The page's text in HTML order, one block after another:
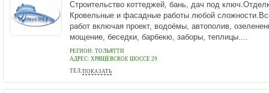
Строительство коттеджей, бань, дач под
Кровельные и фасадные работы любой
работ включая проект, водоёмы, автополив,
мощение, беседки, барбекю, заборы, теплицы....
РЕГИОН: ТОЛЬЯТТИ
АДРЕС: ХРЯЩЁВСКОЕ ШОССЕ 29
ТЕЛ:ПОКАЗАТЬ
(8482)695205 695200